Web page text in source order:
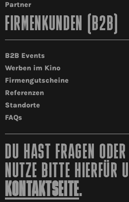
Partner
FIRMENKUNDEN (B2B)
B2B Events
Werben im Kino
Firmengutscheine
Referenzen
Standorte
FAQs
DU HAST FRAGEN
NUTZE BITTE HIERFÜR
KONTAKTSEITE.